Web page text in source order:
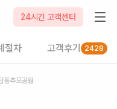
24시간 고객센터
절차 고객후기 2428
동추모공원